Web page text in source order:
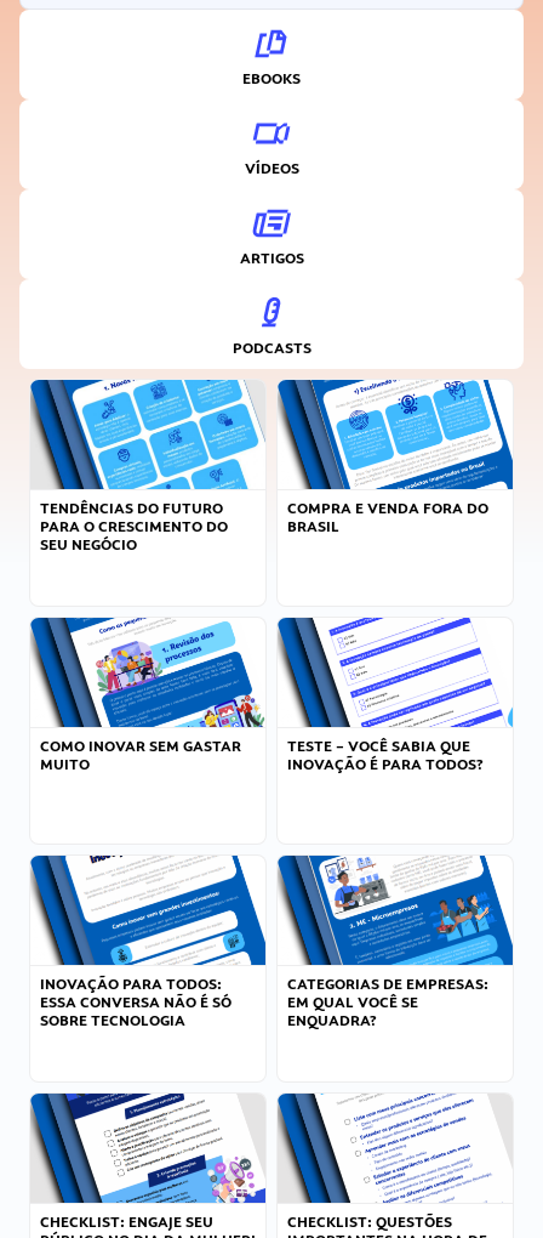
EBOOKS
VÍDEOS
ARTIGOS
PODCASTS
TENDÊNCIAS DO FUTURO
PARA O CRESCIMENTO DO
SEU NEGÓCIO
COMPRA E VENDA FORA DO
BRASIL
COMO INOVAR SEM GASTAR
MUITO
TESTE – VOCÊ SABIA QUE
INOVAÇÃO É PARA TODOS?
INOVAÇÃO PARA TODOS:
ESSA CONVERSA NÃO É SÓ
SOBRE TECNOLOGIA
CATEGORIAS DE EMPRESAS:
EM QUAL VOCÊ SE
ENQUADRA?
CHECKLIST: ENGAJE SEU
CHECKLIST: QUESTÕES